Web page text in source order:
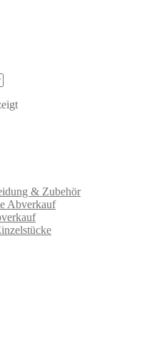
Nach
& Zubehör
Abverkauf